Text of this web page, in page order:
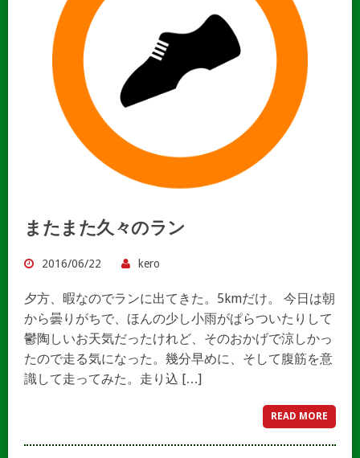
またまた久々のラン
2016/06/22 kero
夕方、暇なのでランに出てきた。5kmだけ。 今日は朝
から曇りがちで、ほんの少し小雨がぱらついたりして
鬱陶しいお天気だったけれど、そのおかげで涼しかっ
たので走る気になった。幾分早めに、そして腹筋を意
識して走ってみた。走り込 […]
READ MORE